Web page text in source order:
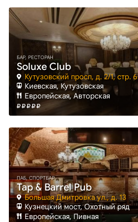
БАР, РЕСТОРАН
Soluxe Club
Кутузовский просп, д. 2/1, стр. 6
Киевская, Кутузовская
Европейская, Авторская
ПАБ, СПОРТБАР
Tap & Barrel Pub
Большая Дмитровка ул., д. 13
Кузнецкий мост, Охотный ряд
Европейская, Пивная